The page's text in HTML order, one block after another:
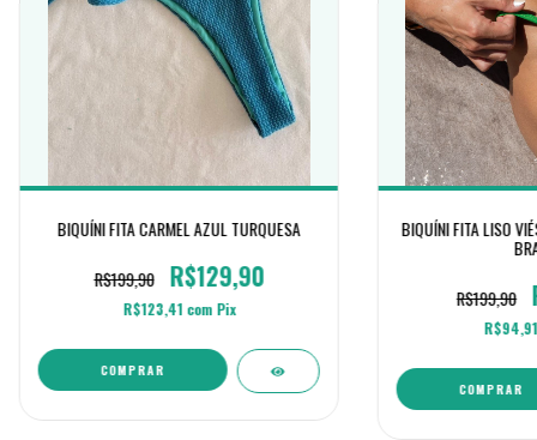
BIQUÍNI FITA CARMEL AZUL TURQUESA
R$199,90
R$129,90
R$123,41 com Pix
COMPRAR
BIQUÍNI FITA LISO
R$199,90
COMPRAR